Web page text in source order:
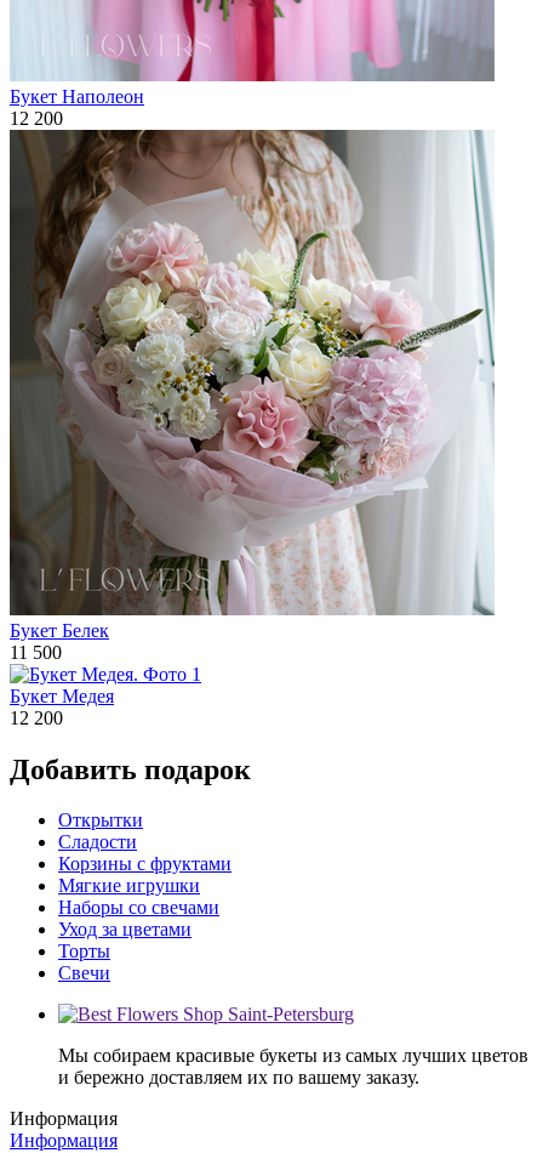
Букет Наполеон
12 200
Букет Белек
11 500
Букет Медея
12 200
Добавить подарок
Открытки
Сладости
Корзины с фруктами
Мягкие игрушки
Наборы со свечами
Уход за цветами
Торты
Свечи
Мы собираем красивые букеты из самых лучших цветов
и бережно доставляем их по вашему заказу.
Информация
Информация